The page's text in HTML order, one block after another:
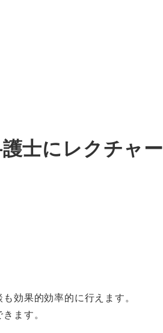
士にレクチャー
効果的効率的に行えます。
ます。